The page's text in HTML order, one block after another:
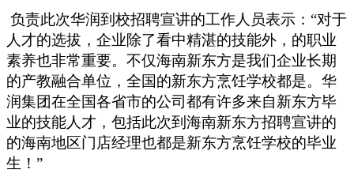
负责此次华润到校招聘宣讲的工作人员表示：“对于
人才的选拔，企业除了看中精湛的技能外，的职业
素养也非常重要。不仅海南新东方是我们企业长期
的产教融合单位，全国的新东方烹饪学校都是。华
润集团在全国各省市的公司都有许多来自新东方毕
业的技能人才，包括此次到海南新东方招聘宣讲的
的海南地区门店经理也都是新东方烹饪学校的毕业
生！”